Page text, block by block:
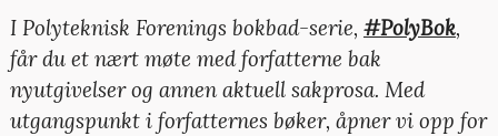
I Polyteknisk Forenings bokbad-serie, #PolyBok,
får du et nært møte med forfatterne bak
nyutgivelser og annen aktuell sakprosa. Med
utgangspunkt i forfatternes bøker, åpner vi opp for